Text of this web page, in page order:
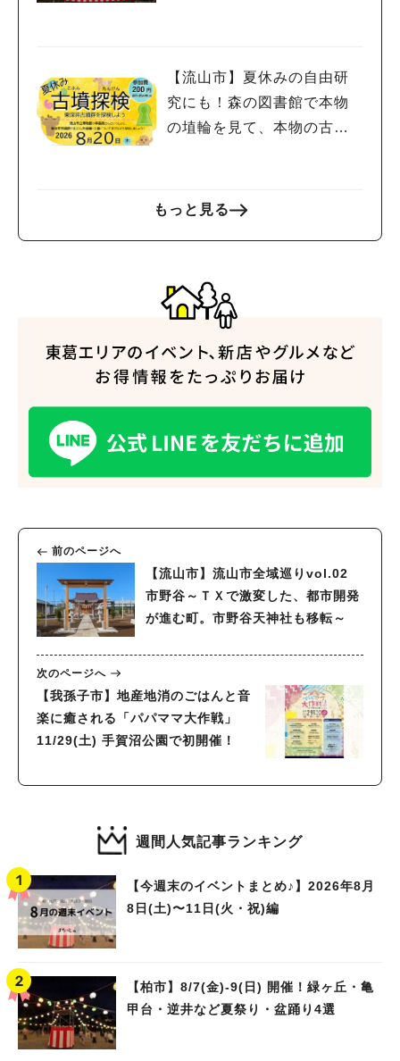
【流山市】夏休みの自由研
究にも！森の図書館で本物
の埴輪を見て、本物の古墳
もっと見る
前のページへ
【流山市】流山市全域巡りvol.02
市野谷～ＴＸで激変した、都市開発
が進む町。市野谷天神社も移転～
次のページへ
【我孫子市】地産地消のごはんと音
楽に癒される「パパママ大作戦」
11/29(土) 手賀沼公園で初開催！
週間人気記事ランキング
【今週末のイベントまとめ♪】2026年8月
8日(土)〜11日(火・祝)編
【柏市】8/7(金)‐9(日) 開催！緑ヶ丘・亀
甲台・逆井など夏祭り・盆踊り4選